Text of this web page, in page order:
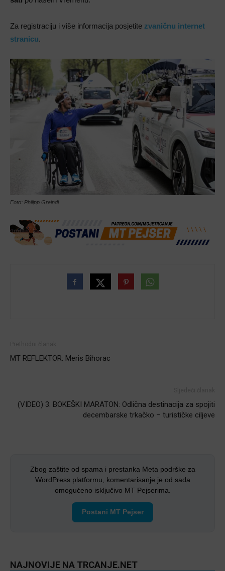
Za registraciju i više informacija posjetite zvaničnu internet
stranicu.
Foto: Philipp Greindl
MT REFLEKTOR: Meris Bihorac
(VIDEO) 3. BOKEŠKI MARATON: Odlična destinacija za spojiti
decembarske trkačko – turističke ciljeve
Zbog zaštite od spama i prestanka Meta podrške za
WordPress platformu, komentarisanje je od sada
omogućeno isključivo MT Pejserima.
Postani MT Pejser
NAJNOVIJE NA TRCANJE.NET